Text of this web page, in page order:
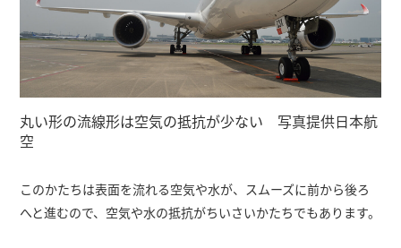
丸い形の流線形は空気の抵抗が少ない 写真提供日本航
空
このかたちは表面を流れる空気や水が、スムーズに前から後ろ
へと進むので、空気や水の抵抗がちいさいかたちでもあります。